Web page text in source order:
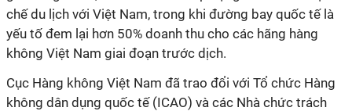
chế du lịch với Việt Nam, trong khi đường bay quốc tế là
yếu tố đem lại hơn 50% doanh thu cho các hãng hàng
không Việt Nam giai đoạn trước dịch.
Cục Hàng không Việt Nam đã trao đổi với Tổ chức Hàng
không dân dụng quốc tế (ICAO) và các Nhà chức trách